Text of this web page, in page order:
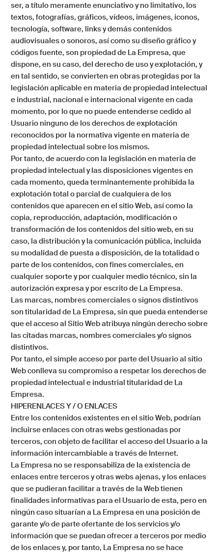
ser, a título meramente enunciativo y no limitativo, los
textos, fotografías, gráficos, vídeos, imágenes, iconos,
tecnología, software, links y demás contenidos
audiovisuales o sonoros, así como su diseño gráfico y
códigos fuente, son propiedad de La Empresa, que
dispone, en su caso, del derecho de uso y explotación, y
en tal sentido, se convierten en obras protegidas por la
legislación aplicable en materia de propiedad intelectual
e industrial, nacional e internacional vigente en cada
momento, por lo que no puede entenderse cedido al
Usuario ninguno de los derechos de explotación
reconocidos por la normativa vigente en materia de
propiedad intelectual sobre los mismos.
Por tanto, de acuerdo con la legislación en materia de
propiedad intelectual y las disposiciones vigentes en
cada momento, queda terminantemente prohibida la
explotación total o parcial de cualquiera de los
contenidos que aparecen en el sitio Web, así como la
copia, reproducción, adaptación, modificación o
transformación de los contenidos del sitio web, en su
caso, la distribución y la comunicación pública, incluida
su modalidad de puesta a disposición, de la totalidad o
parte de los contenidos, con fines comerciales, en
cualquier soporte y por cualquier medio técnico, sin la
autorización expresa y por escrito de La Empresa.
Las marcas, nombres comerciales o signos distintivos
son titularidad de La Empresa, sin que pueda entenderse
que el acceso al Sitio Web atribuya ningún derecho sobre
las citadas marcas, nombres comerciales y/o signos
distintivos.
Por tanto, el simple acceso por parte del Usuario al sitio
Web conlleva su compromiso a respetar los derechos de
propiedad intelectual e industrial titularidad de La
Empresa.
HIPERENLACES Y / O ENLACES
Entre los contenidos existentes en el sitio Web, podrían
incluirse enlaces con otras webs gestionadas por
terceros, con objeto de facilitar el acceso del Usuario a la
información intercambiable a través de Internet.
La Empresa no se responsabiliza de la existencia de
enlaces entre terceros y otras webs ajenas, y los enlaces
que se pudieran facilitar a través de la Web tienen
finalidades informativas para el Usuario de esta, pero en
ningún caso situarían a La Empresaen una posición de
garante y/o de parte ofertante de los servicios y/o
información que se puedan ofrecer a terceros por medio
de los enlaces y, por tanto, La Empresa no se hace